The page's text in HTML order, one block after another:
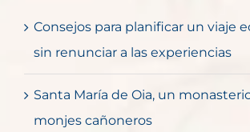
Consejos para planificar un viaje
sin renunciar a las experiencias
Santa María de Oia, un
monjes cañoneros